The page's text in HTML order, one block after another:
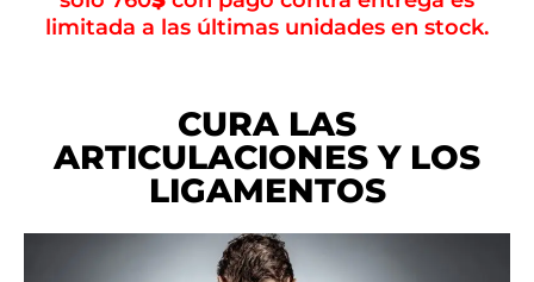
limitada a las últimas unidades en stock.
CURA LAS
ARTICULACIONES Y LOS
LIGAMENTOS